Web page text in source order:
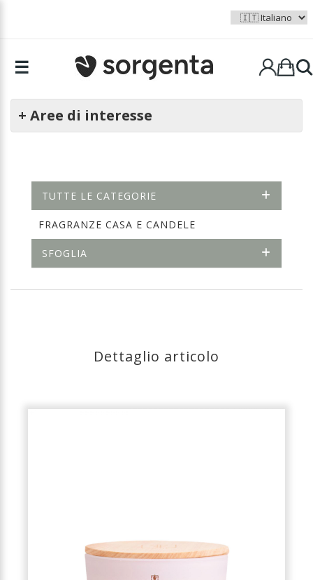
☰
+ Aree di interesse
TUTTE LE CATEGORIE
FRAGRANZE CASA E CANDELE
SFOGLIA
Dettaglio articolo